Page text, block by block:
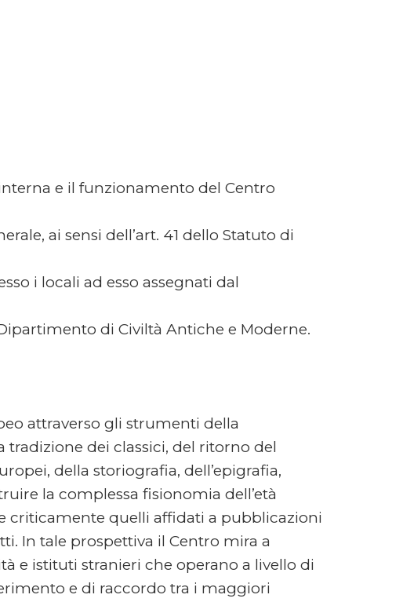
e il funzionamento del Centro
ai sensi dell’art. 41 dello Statuto di
i locali ad esso assegnati dal
di Civiltà Antiche e Moderne.
attraverso gli strumenti della
dei classici, del ritorno del
della storiografia, dell’epigrafia,
la complessa fisionomia dell’età
criticamente quelli affidati a pubblicazioni
In tale prospettiva il Centro mira a
e istituti stranieri che operano a livello di
e di raccordo tra i maggiori